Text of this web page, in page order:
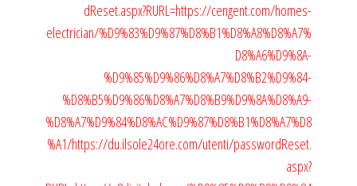
dReset.aspx?RURL=https://cengent.com/homes-
electrician/%D9%83%D9%87%D8%B1%D8%A8%D8%A7%
D8%A6%D9%8A-
%D9%85%D9%86%D8%A7%D8%B2%D9%84-
%D8%B5%D9%86%D8%A7%D8%B9%D9%8A%D8%A9-
%D8%A7%D9%84%D8%AC%D9%87%D8%B1%D8%A7%D8
%A1/https://du.ilsole24ore.com/utenti/passwordReset.
aspx?